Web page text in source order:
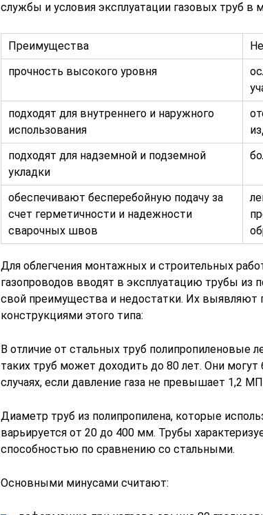
службы и условия эксплуатации газовых труб в
Преимущества
прочность высокого уровня
подходят для внутреннего и наружного
использования
подходят для надземной и подземной
укладки
обеспечивают бесперебойную подачу за
счет герметичности и надежности
сварочных швов
Для облегчения монтажных и строительных
газопроводов вводят в эксплуатацию трубы из
свой преимущества и недостатки. Их выявляют
конструкциями этого типа:
В отличие от стальных труб полипропиленовые
таких труб может доходить до 80 лет. Они
случаях, если давление газа не превышает 1,2
Диаметр труб из полипропилена, которые
варьируется от 20 до 400 мм. Трубы
способностью по сравнению со стальными.
Основными минусами считают: